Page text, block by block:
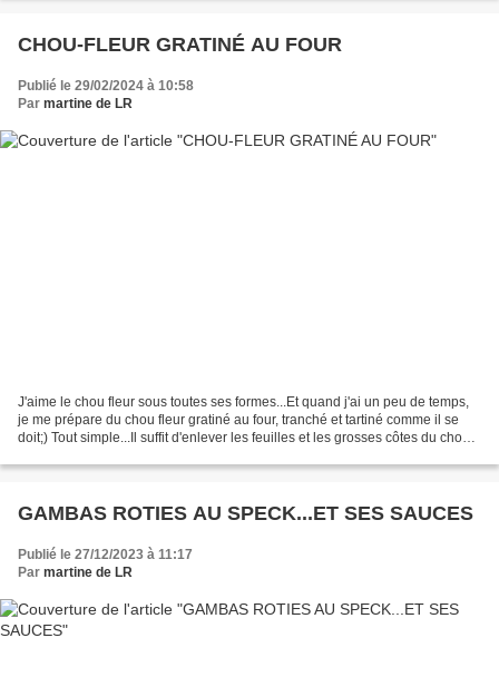
CHOU-FLEUR GRATINÉ AU FOUR
Publié le 29/02/2024 à 10:58
Par martine de LR
J'aime le chou fleur sous toutes ses formes...Et quand j'ai un peu de temps,
je me prépare du chou fleur gratiné au four, tranché et tartiné comme il se
doit;) Tout simple...Il suffit d'enlever les feuilles et les grosses côtes du chou
GAMBAS ROTIES AU SPECK...ET SES SAUCES
Publié le 27/12/2023 à 11:17
Par martine de LR